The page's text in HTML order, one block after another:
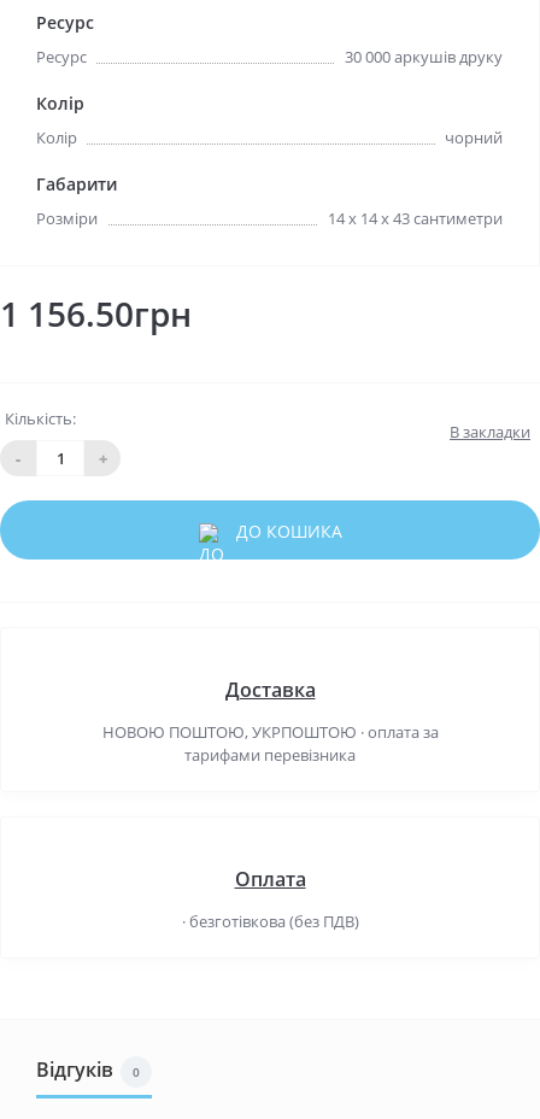
Ресурс
Ресурс 30 000 аркушів друку
Колір
Колір чорний
Габарити
Розміри 14 х 14 х 43 сантиметри
1 156.50грн
Кількість:
-
+
В закладки
ДО КОШИКА
Доставка
НОВОЮ ПОШТОЮ, УКРПОШТОЮ · оплата за
тарифами перевізника
Оплата
· безготівкова (без ПДВ)
Відгуків 0